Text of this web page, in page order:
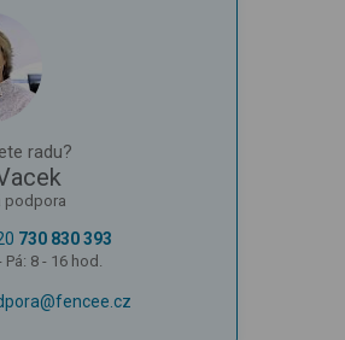
radu?
podpora
730 830 393
Pá: 8 - 16 hod.